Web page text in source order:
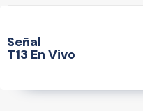
Señal
T13 En Vivo